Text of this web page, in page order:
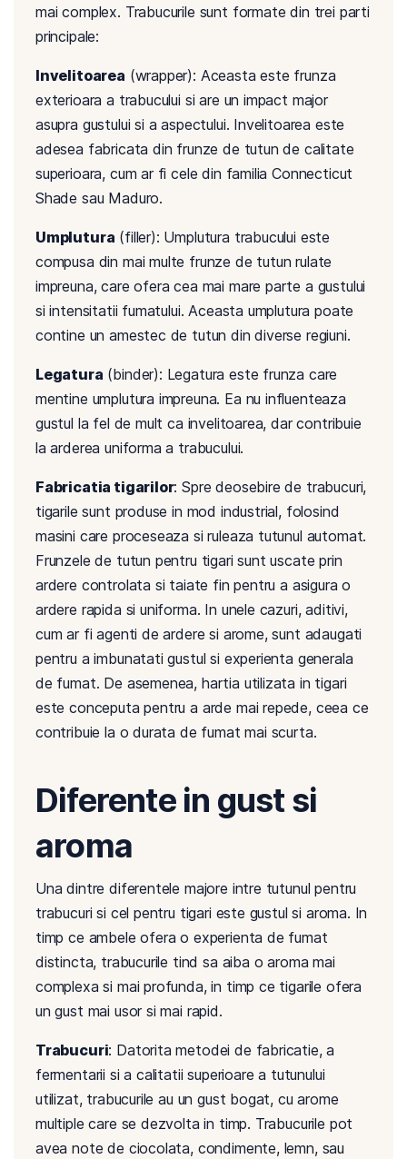
mai complex. Trabucurile sunt formate din trei parti
principale:
Invelitoarea (wrapper): Aceasta este frunza
exterioara a trabucului si are un impact major
asupra gustului si a aspectului. Invelitoarea este
adesea fabricata din frunze de tutun de calitate
superioara, cum ar fi cele din familia Connecticut
Shade sau Maduro.
Umplutura (filler): Umplutura trabucului este
compusa din mai multe frunze de tutun rulate
impreuna, care ofera cea mai mare parte a gustului
si intensitatii fumatului. Aceasta umplutura poate
contine un amestec de tutun din diverse regiuni.
Legatura (binder): Legatura este frunza care
mentine umplutura impreuna. Ea nu influenteaza
gustul la fel de mult ca invelitoarea, dar contribuie
la arderea uniforma a trabucului.
Fabricatia tigarilor: Spre deosebire de trabucuri,
tigarile sunt produse in mod industrial, folosind
masini care proceseaza si ruleaza tutunul automat.
Frunzele de tutun pentru tigari sunt uscate prin
ardere controlata si taiate fin pentru a asigura o
ardere rapida si uniforma. In unele cazuri, aditivi,
cum ar fi agenti de ardere si arome, sunt adaugati
pentru a imbunatati gustul si experienta generala
de fumat. De asemenea, hartia utilizata in tigari
este conceputa pentru a arde mai repede, ceea ce
contribuie la o durata de fumat mai scurta.
Diferente in gust si
aroma
Una dintre diferentele majore intre tutunul pentru
trabucuri si cel pentru tigari este gustul si aroma. In
timp ce ambele ofera o experienta de fumat
distincta, trabucurile tind sa aiba o aroma mai
complexa si mai profunda, in timp ce tigarile ofera
un gust mai usor si mai rapid.
Trabucuri: Datorita metodei de fabricatie, a
fermentarii si a calitatii superioare a tutunului
utilizat, trabucurile au un gust bogat, cu arome
multiple care se dezvolta in timp. Trabucurile pot
avea note de ciocolata, condimente, lemn, sau